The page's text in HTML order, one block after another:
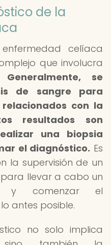
de la
celíaca
que involucra
Generalmente, se
de sangre para
con la
resultados son
una biopsia
el diagnóstico. Es
la supervisión de un
llevar a cabo un
y comenzar el
antes posible.
no solo implica